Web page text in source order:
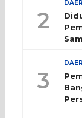
2
3